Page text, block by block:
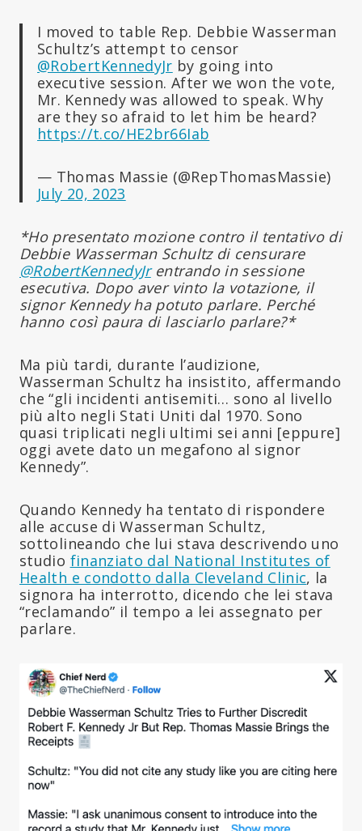
I moved to table Rep. Debbie Wasserman
Schultz’s attempt to censor
@RobertKennedyJr by going into
executive session. After we won the vote,
Mr. Kennedy was allowed to speak. Why
are they so afraid to let him be heard?
https://t.co/HE2br66Iab
— Thomas Massie (@RepThomasMassie)
July 20, 2023
*Ho presentato mozione contro il tentativo di
Debbie Wasserman Schultz di censurare
@RobertKennedyJrentrando in sessione
esecutiva. Dopo aver vinto la votazione, il
signor Kennedy ha potuto parlare. Perché
hanno così paura di lasciarlo parlare?*
Ma più tardi, durante l’audizione,
Wasserman Schultz ha insistito, affermando
che “gli incidenti antisemiti… sono al livello
più alto negli Stati Uniti dal 1970. Sono
quasi triplicati negli ultimi sei anni [eppure]
oggi avete dato un megafono al signor
Kennedy”.
Quando Kennedy ha tentato di rispondere
alle accuse di Wasserman Schultz,
sottolineando che lui stava descrivendo uno
studio finanziato dal National Institutes of
Health e condotto dalla Cleveland Clinic, la
signora ha interrotto, dicendo che lei stava
“reclamando” il tempo a lei assegnato per
parlare.